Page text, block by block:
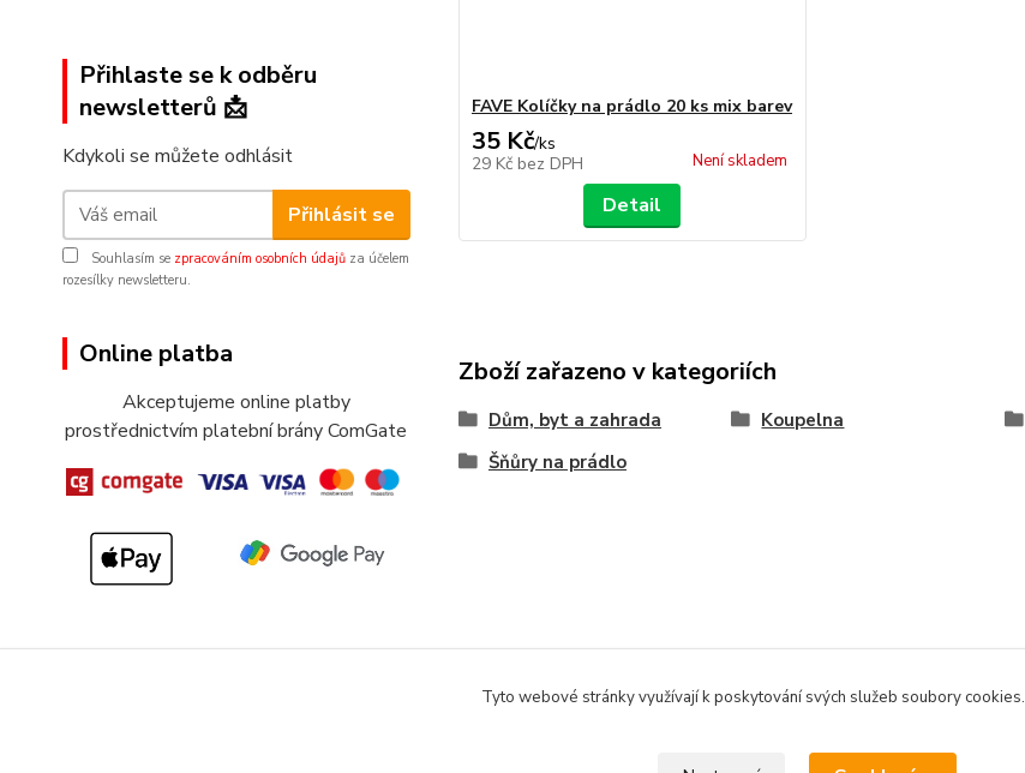
Přihlaste se k odběru
newsletterů 📩
Kdykoli se můžete odhlásit
Přihlásit se
Souhlasím se zpracováním osobních údajů za účelem
rozesílky newsletteru.
Online platba
Akceptujeme online platby
prostřednictvím platební brány ComGate
FAVE Kolíčky na prádlo 20 ks mix barev
35 Kč/ks
29 Kč bez DPH Není skladem
Detail
Zboží zařazeno v kategoriích
Dům, byt a zahrada Koupelna
Šňůry na prádlo
Tyto webové stránky využívají k poskytování svých služeb soubory cookies.